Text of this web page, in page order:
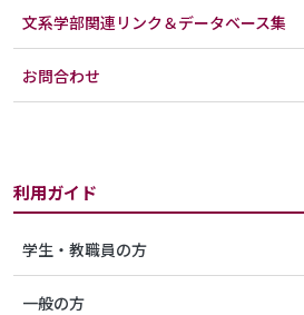
文系学部関連リンク＆データベース集
お問合わせ
利用ガイド
学生・教職員の方
一般の方